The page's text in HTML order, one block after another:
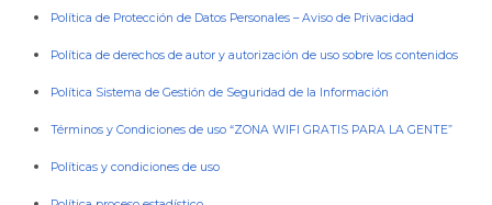
Política de Protección de Datos Personales –Aviso de Privacidad
Política de derechos de autor y autorización de uso sobre los contenidos
Política Sistema de Gestión de Seguridad de la Información
Términos y Condiciones de uso “ZONA WIFI GRATIS PARA LA GENTE”
Políticas y condiciones de uso